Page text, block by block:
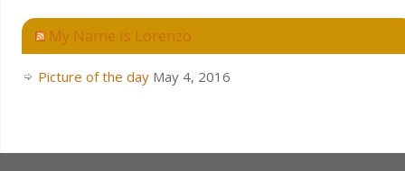
My Name is Lorenzo
Picture of the day May 4, 2016